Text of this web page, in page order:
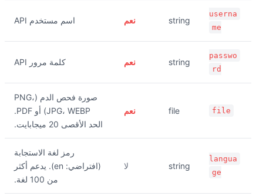
userna
me
string نعم اسم مستخدم API
passwo
rd
string نعم كلمة مرور API
file
file نعم
صورة فحص الدم (PNG،
JPG، WEBP) أو PDF.
الحد الأقصى 20 ميجابايت.
langua
ge
string لا
رمز لغة الاستجابة
(افتراضي: en). يدعم أكثر
من 100 لغة.